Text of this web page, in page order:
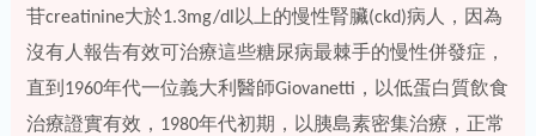
苷creatinine大於1.3mg/dl以上的慢性腎臟(ckd)病人，因為
沒有人報告有效可治療這些糖尿病最棘手的慢性併發症，
直到1960年代一位義大利醫師Giovanetti，以低蛋白質飲食
治療證實有效，1980年代初期，以胰島素密集治療，正常